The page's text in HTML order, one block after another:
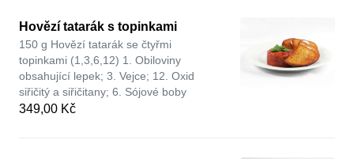
Hovězí tatarák s topinkami
150 g Hovězí tatarák se čtyřmi
topinkami (1,3,6,12) 1. Obiloviny
obsahující lepek; 3. Vejce; 12. Oxid
siřičitý a siřičitany; 6. Sójové boby
349,00 Kč